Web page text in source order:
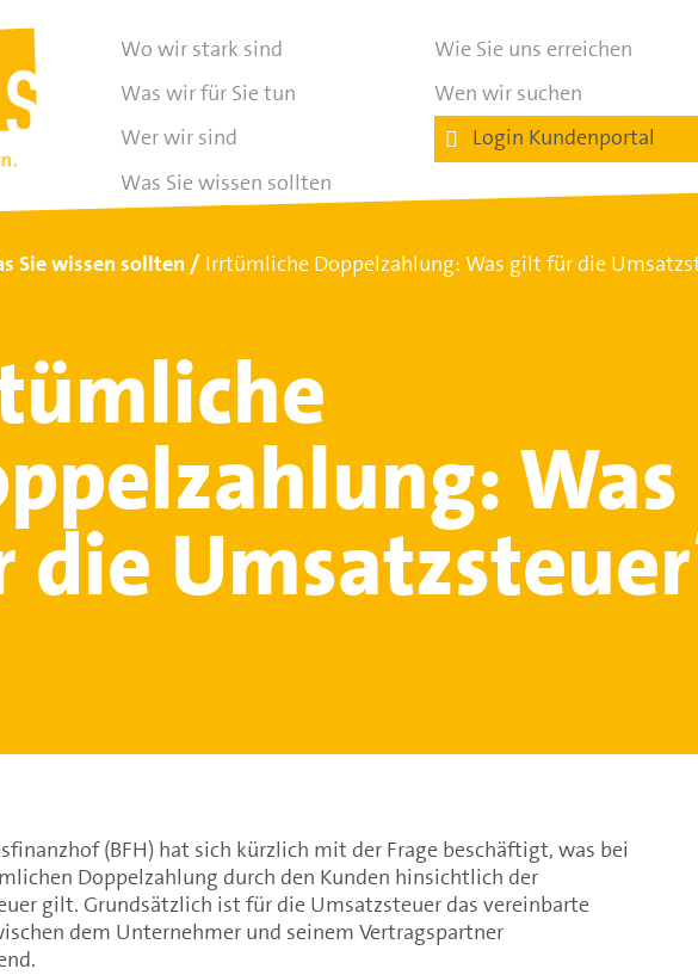
Wo wir stark sind
Was wir für Sie tun
Wer wir sind
Was Sie wissen sollten
Wie Sie uns erreichen
Wen wir suchen
Login Kundenportal
Sie wissen sollten Irrtümliche Doppelzahlung: Was gilt für die
die
(BFH) hat sich kürzlich mit der Frage beschäftigt, was bei
Doppelzahlung durch den Kunden hinsichtlich der
gilt. Grundsätzlich ist für die Umsatzsteuer das vereinbarte
dem Unternehmer und seinem Vertragspartner